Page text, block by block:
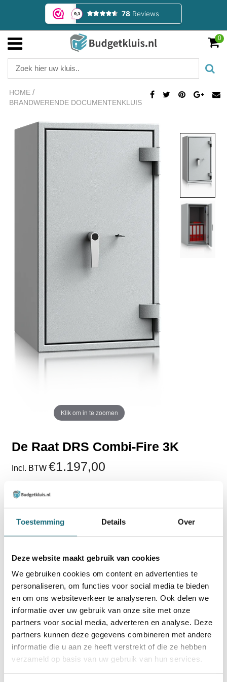
Toestemming Details Over
Deze website maakt gebruik van cookies
We gebruiken cookies om content en advertenties te
personaliseren, om functies voor social media te bieden
en om ons websiteverkeer te analyseren. Ook delen we
informatie over uw gebruik van onze site met onze
partners voor social media, adverteren en analyse. Deze
partners kunnen deze gegevens combineren met andere
informatie die u aan ze heeft verstrekt of die ze hebben
verzameld op basis van uw gebruik van hun services.
0
HOME /
BRANDWERENDE DOCUMENTENKLUIS
Klik om in te zoomen
De Raat DRS Combi-Fire 3K
Incl. BTW €1.197,00
Excl. BTW
Gecertificeerd brand- en inbraakwerend
60 minuten brandbescherming (EN 15659 LFS60P)
3-zijdig sluitsysteem
Verankering via bodem
Levertijd 4 - 6 weken
TOEVOEGEN AAN WINKELWAGEN
BESTELLEN OP REKENING
verstuurd!